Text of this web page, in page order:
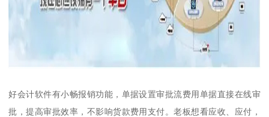
好会计软件有小畅报销功能，单据设置审批流费用单据直接在线审
批，提高审批效率，不影响货款费用支付。老板想看应收、应付，